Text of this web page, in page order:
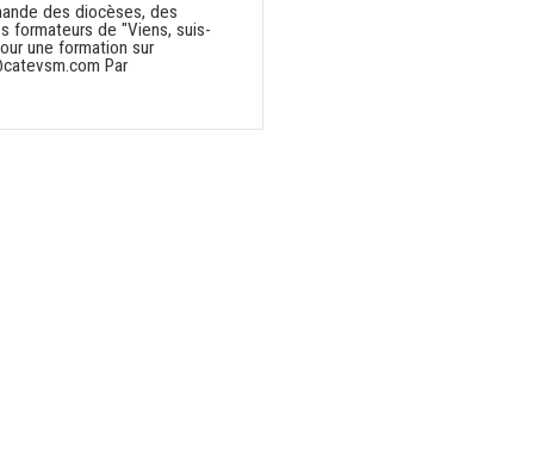
des diocèses, des
formateurs de "Viens, suis-
une formation sur
Par